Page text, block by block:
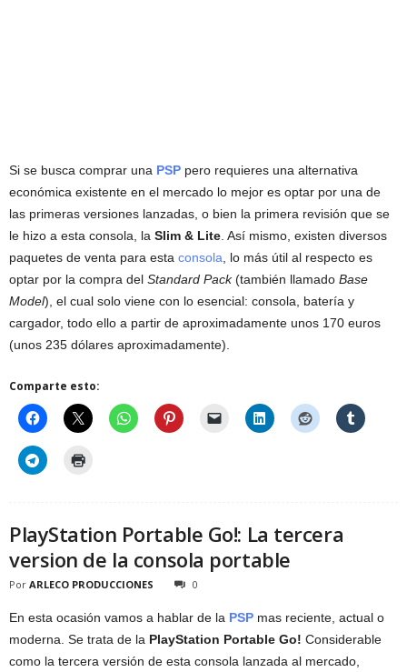
Si se busca comprar una PSP pero requieres una alternativa
económica existente en el mercado lo mejor es optar por una de
las primeras versiones lanzadas, o bien la primera revisión que se
le hizo a esta consola, la Slim & Lite . Así mismo, existen diversos
paquetes de venta para esta consola , lo más útil al respecto es
optar por la compra del Standard Pack(también llamado Base
Model), el cual solo viene con lo esencial: consola, batería y
cargador, todo ello a partir de aproximadamente unos 170 euros
(unos 235 dólares aproximadamente).
Comparte esto:
PlayStation Portable Go!: La tercera
version de la consola portable
Por ARLECO PRODUCCIONES 0
En esta ocasión vamos a hablar de la PSP mas reciente, actual o
moderna. Se trata de la PlayStation Portable Go! Considerable
como la tercera versión de esta consola lanzada al mercado,